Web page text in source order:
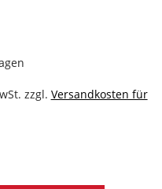
zzgl. Versandkosten für